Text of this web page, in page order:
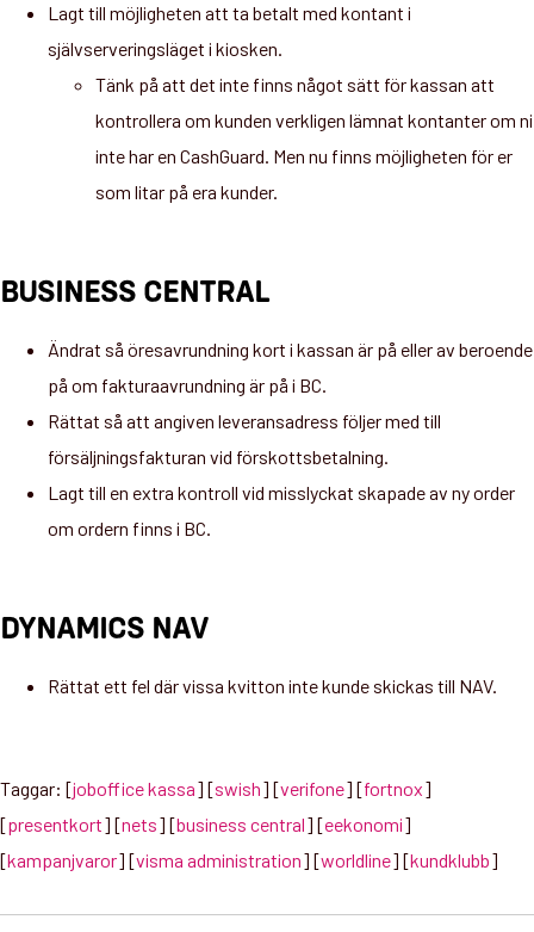
Lagt till möjligheten att ta betalt med kontant i
självserveringsläget i kiosken.
Tänk på att det inte finns något sätt för kassan att
kontrollera om kunden verkligen lämnat kontanter om ni
inte har en CashGuard. Men nu finns möjligheten för er
som litar på era kunder.
BUSINESS CENTRAL
Ändrat så öresavrundning kort i kassan är på eller av beroende
på om fakturaavrundning är på i BC.
Rättat så att angiven leveransadress följer med till
försäljningsfakturan vid förskottsbetalning.
Lagt till en extra kontroll vid misslyckat skapade av ny order
om ordern finns i BC.
DYNAMICS NAV
Rättat ett fel där vissa kvitton inte kunde skickas till NAV.
Taggar: [joboffice kassa] [swish] [verifone] [fortnox]
[presentkort] [nets] [business central] [eekonomi]
[kampanjvaror] [visma administration] [worldline] [kundklubb]